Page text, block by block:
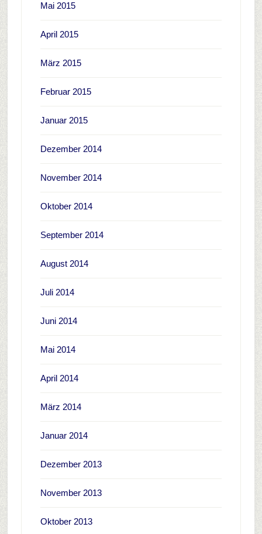
Mai 2015
April 2015
März 2015
Februar 2015
Januar 2015
Dezember 2014
November 2014
Oktober 2014
September 2014
August 2014
Juli 2014
Juni 2014
Mai 2014
April 2014
März 2014
Januar 2014
Dezember 2013
November 2013
Oktober 2013